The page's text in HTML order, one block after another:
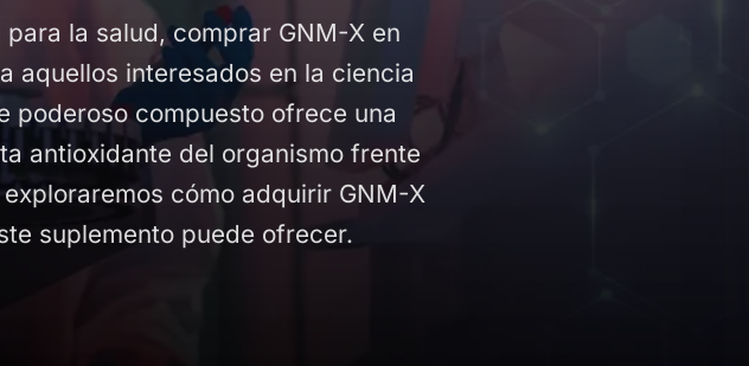
la salud, comprar GNM-X en
aquellos interesados en la ciencia
poderoso compuesto ofrece una
antioxidante del organismo frente
cómo adquirir GNM-X
suplemento puede ofrecer.